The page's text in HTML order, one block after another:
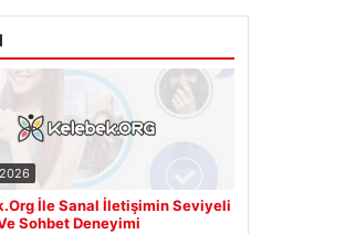
İle Sanal İletişimin Seviyeli
Sohbet Deneyimi